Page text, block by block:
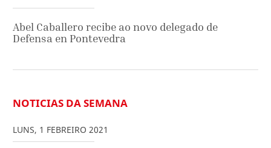
Abel Caballero recibe ao novo delegado de
Defensa en Pontevedra
NOTICIAS DA SEMANA
LUNS, 1 FEBREIRO 2021